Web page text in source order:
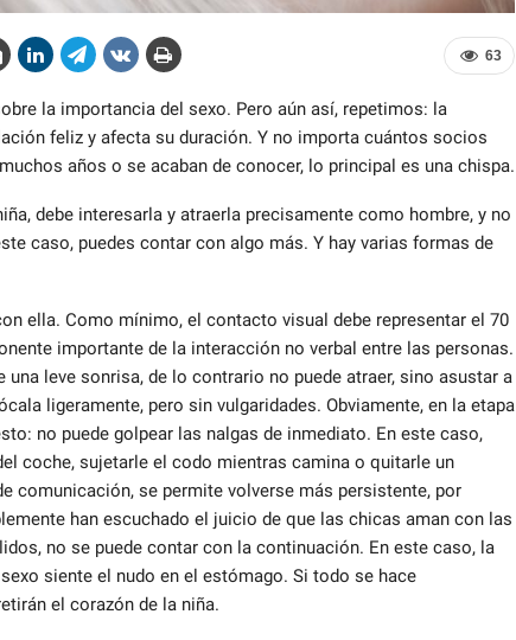
63
la importancia del sexo. Pero aún así, repetimos: la
feliz y afecta su duración. Y no importa cuántos socios
años o se acaban de conocer, lo principal es una chispa.
debe interesarla y atraerla precisamente como hombre, y no
caso, puedes contar con algo más. Y hay varias formas de
ella. Como mínimo, el contacto visual debe representar el 70
importante de la interacción no verbal entre las personas.
leve sonrisa, de lo contrario no puede atraer, sino asustar a
ligeramente, pero sin vulgaridades. Obviamente, en la etapa
no puede golpear las nalgas de inmediato. En este caso,
coche, sujetarle el codo mientras camina o quitarle un
comunicación, se permite volverse más persistente, por
han escuchado el juicio de que las chicas aman con las
no se puede contar con la continuación. En este caso, la
siente el nudo en el estómago. Si todo se hace
el corazón de la niña.